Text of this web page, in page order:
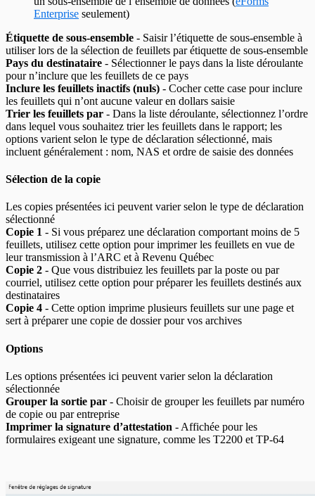
Enterprise seulement)
Étiquette de sous-ensemble - Saisir l’étiquette de sous-ensemble à
utiliser lors de la sélection de feuillets par étiquette de sous-ensemble
Pays du destinataire - Sélectionner le pays dans la liste déroulante
pour n’inclure que les feuillets de ce pays
Inclure les feuillets inactifs (nuls) - Cocher cette case pour inclure
les feuillets qui n’ont aucune valeur en dollars saisie
Trier les feuillets par - Dans la liste déroulante, sélectionnez l’ordre
dans lequel vous souhaitez trier les feuillets dans le rapport; les
options varient selon le type de déclaration sélectionné, mais
incluent généralement : nom, NAS et ordre de saisie des données
Sélection de la copie
Les copies présentées ici peuvent varier selon le type de déclaration
sélectionné
Copie 1 - Si vous préparez une déclaration comportant moins de 5
feuillets, utilisez cette option pour imprimer les feuillets en vue de
leur transmission à l’ARC et à Revenu Québec
Copie 2 - Que vous distribuiez les feuillets par la poste ou par
courriel, utilisez cette option pour préparer les feuillets destinés aux
destinataires
Copie 4 - Cette option imprime plusieurs feuillets sur une page et
sert à préparer une copie de dossier pour vos archives
Options
Les options présentées ici peuvent varier selon la déclaration
sélectionnée
Grouper la sortie par - Choisir de grouper les feuillets par numéro
de copie ou par entreprise
Imprimer la signature d’attestation - Affichée pour les
formulaires exigeant une signature, comme les T2200 et TP-64